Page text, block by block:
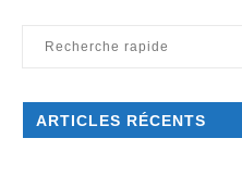
ARTICLES RÉCENTS